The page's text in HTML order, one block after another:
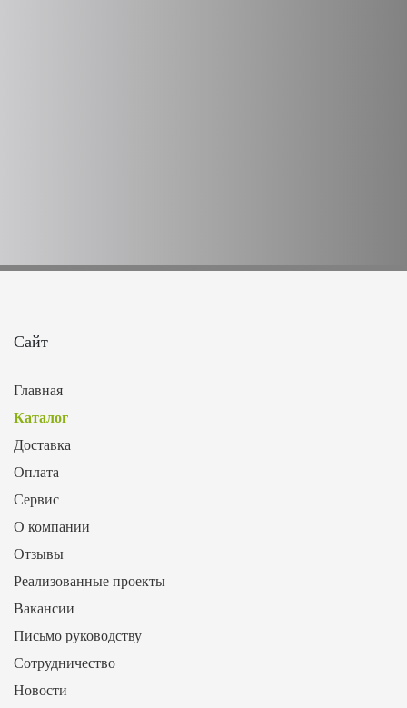
Сайт
Главная
Каталог
Доставка
Оплата
Сервис
О компании
Отзывы
Реализованные проекты
Вакансии
Письмо руководству
Сотрудничество
Новости